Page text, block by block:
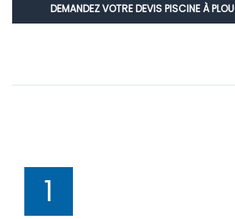
DEMANDEZ VOTRE DEVIS PISCINE À
1